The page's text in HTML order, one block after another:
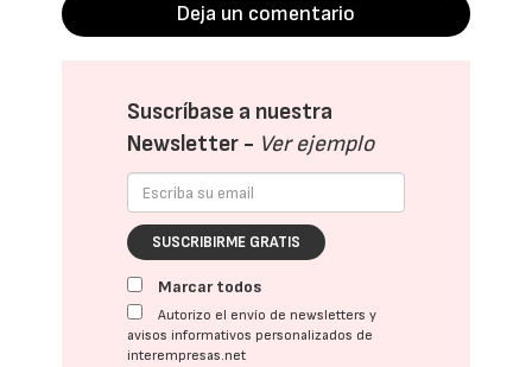
Deja un comentario
Suscríbase a nuestra
Newsletter - Ver ejemplo
SUSCRIBIRME GRATIS
Marcar todos
Autorizo el envío de newsletters y
avisos informativos personalizados de
interempresas.net